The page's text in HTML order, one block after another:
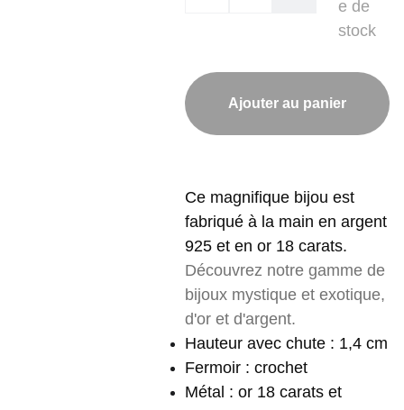
e de
stock
Ajouter au panier
Ce magnifique bijou est
fabriqué à la main en argent
925 et en or 18 carats.
Découvrez notre gamme de
bijoux mystique et exotique,
d'or et d'argent.
Hauteur avec chute : 1,4 cm
Fermoir : crochet
Métal : or 18 carats et